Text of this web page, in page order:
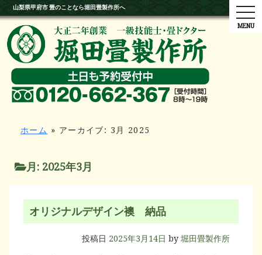
山梨県甲府市 畳のことなら堀田畳製作所へ
ホーム » アーカイブ: 3月 2025
月: 2025年3月
オリジナルデザイン襖 納品
投稿日 2025年3月14日 by 堀田畳製作所